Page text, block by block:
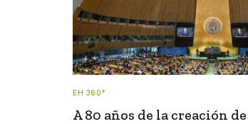
EH 360°
A 80 años de la creación